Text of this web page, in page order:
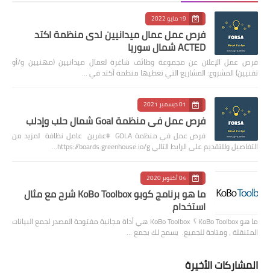
19 مايو 2022
فرص عمل عمال ميدانيين لدى منظمة اكتد
ACTED شمال سوريا
فرص عمل الإعلان عن مجموعة وظائف شاغرة لعمال ميدانيين (مهنيين و/أو
تقنيين) المشروع: المشاريع التي تغطيها منظمة أكتد في …
01 ديسمبر 2021
فرص عمل في منظمة Goal شمال حلب وإدلب
فرص عمل في منظمة GOLA #عفرين عامل نظافة لمزيد من
التفاصيل وللتقديم على الرابط التالي https://boards.greenhouse.io/g…
04 أكتوبر 2020
ما هو برنامج كوبو KoBo Toolbox شرح مع مثال
استخدام
ما هو KoBo Toolbox ؟ KoBo Toolbox هي أداة مجانية مفتوحة المصدر لجمع البيانات
المتنقلة ، ومتاحة للجميع. يسمح لك بجمع …
المشاركات الأخيرة